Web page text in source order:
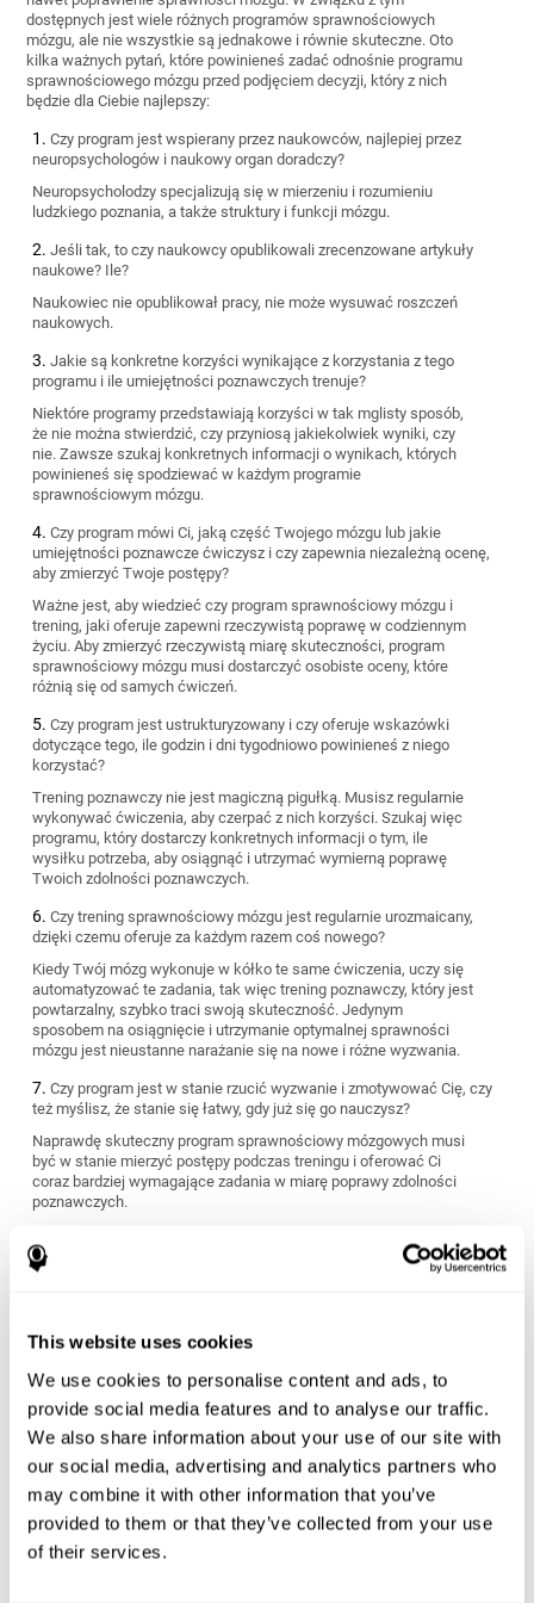
This website uses cookies
We use cookies to personalise content and ads, to
provide social media features and to analyse our traffic.
We also share information about your use of our site with
our social media, advertising and analytics partners who
may combine it with other information that you’ve
provided to them or that they’ve collected from your use
of their services.
dostępnych jest wiele różnych programów sprawnościowych
mózgu, ale nie wszystkie są jednakowe i równie skuteczne. Oto
kilka ważnych pytań, które powinieneś zadać odnośnie programu
sprawnościowego mózgu przed podjęciem decyzji, który z nich
będzie dla Ciebie najlepszy:
Czy program jest wspierany przez naukowców, najlepiej przez
neuropsychologów i naukowy organ doradczy?
Neuropsycholodzy specjalizują się w mierzeniu i rozumieniu
ludzkiego poznania, a także struktury i funkcji mózgu.
Jeśli tak, to czy naukowcy opublikowali zrecenzowane artykuły
naukowe? Ile?
Naukowiec nie opublikował pracy, nie może wysuwać roszczeń
naukowych.
Jakie są konkretne korzyści wynikające z korzystania z tego
programu i ile umiejętności poznawczych trenuje?
Niektóre programy przedstawiają korzyści w tak mglisty sposób,
że nie można stwierdzić, czy przyniosą jakiekolwiek wyniki, czy
nie. Zawsze szukaj konkretnych informacji o wynikach, których
powinieneś się spodziewać w każdym programie
sprawnościowym mózgu.
Czy program mówi Ci, jaką część Twojego mózgu lub jakie
umiejętności poznawcze ćwiczysz i czy zapewnia niezależną ocenę,
aby zmierzyć Twoje postępy?
Ważne jest, aby wiedzieć czy program sprawnościowy mózgu i
trening, jaki oferuje zapewni rzeczywistą poprawę w codziennym
życiu. Aby zmierzyć rzeczywistą miarę skuteczności, program
sprawnościowy mózgu musi dostarczyć osobiste oceny, które
różnią się od samych ćwiczeń.
Czy program jest ustrukturyzowany i czy oferuje wskazówki
dotyczące tego, ile godzin i dni tygodniowo powinieneś z niego
korzystać?
Trening poznawczy nie jest magiczną pigułką. Musisz regularnie
wykonywać ćwiczenia, aby czerpać z nich korzyści. Szukaj więc
programu, który dostarczy konkretnych informacji o tym, ile
wysiłku potrzeba, aby osiągnąć i utrzymać wymierną poprawę
Twoich zdolności poznawczych.
Czy trening sprawnościowy mózgu jest regularnie urozmaicany,
dzięki czemu oferuje za każdym razem coś nowego?
Kiedy Twój mózg wykonuje w kółko te same ćwiczenia, uczy się
automatyzować te zadania, tak więc trening poznawczy, który jest
powtarzalny, szybko traci swoją skuteczność. Jedynym
sposobem na osiągnięcie i utrzymanie optymalnej sprawności
mózgu jest nieustanne narażanie się na nowe i różne wyzwania.
Czy program jest w stanie rzucić wyzwanie i zmotywować Cię, czy
też myślisz, że stanie się łatwy, gdy już się go nauczysz?
Naprawdę skuteczny program sprawnościowy mózgowych musi
być w stanie mierzyć postępy podczas treningu i oferować Ci
coraz bardziej wymagające zadania w miarę poprawy zdolności
poznawczych.
Każdy ma inne cele i potrzeby, jeśli chodzi o utrzymanie i poprawę
spersonalizowany reżim treningowy dostosowany do Twoich
specyficznych wymagań.
Czy program pasuje do Twojego stylu życia?
Niektóre programy ćwiczeń umysłowych dają świetne wyniki
krótkotrwałe, ale są bardzo intensywne i trudne do utrzymania.
Inne mogą być zbyt stopniowe i niewystarczające dla Ciebie.
Powinieneś wybrać program, który ocenia Cię od samego
początku, a następnie dostosowuje trudność zadań do
odzwierciedlenia Twojego indywidualnego tempa i stylu treningu.